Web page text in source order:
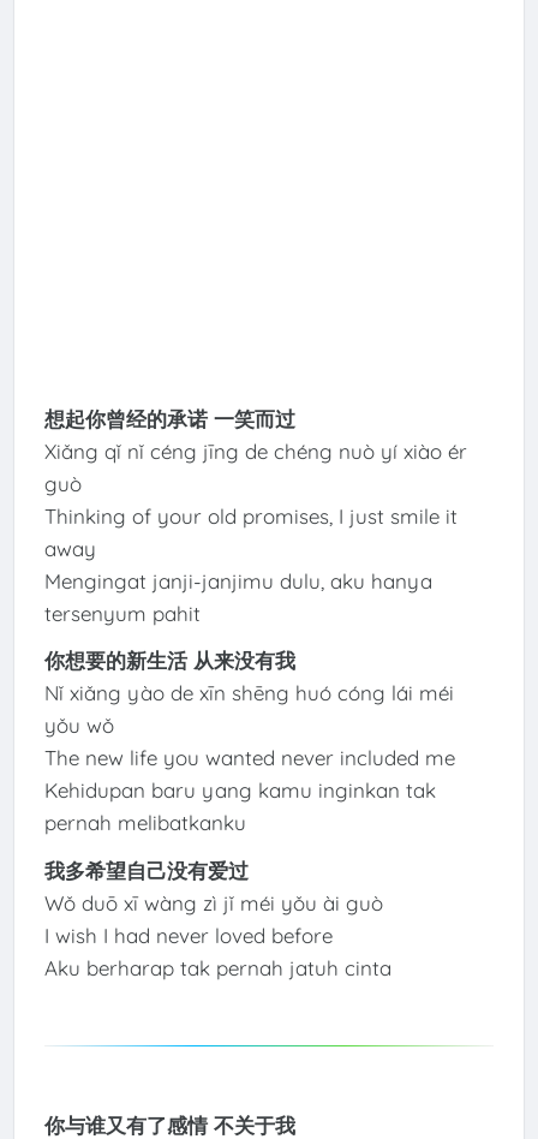
想起你曾经的承诺 一笑而过
Xiǎng qǐ nǐ céng jīng de chéng nuò yí xiào ér
guò
Thinking of your old promises, I just smile it
away
Mengingat janji-janjimu dulu, aku hanya
tersenyum pahit
你想要的新生活 从来没有我
Nǐ xiǎng yào de xīn shēng huó cóng lái méi
yǒu wǒ
The new life you wanted never included me
Kehidupan baru yang kamu inginkan tak
pernah melibatkanku
我多希望自己没有爱过
Wǒ duō xī wàng zì jǐ méi yǒu ài guò
I wish I had never loved before
Aku berharap tak pernah jatuh cinta
你与谁又有了感情 不关于我